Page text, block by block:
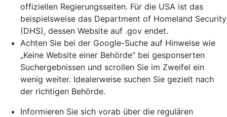
offiziellen Regierungsseiten. Für die USA ist das
beispielsweise das Department of Homeland Security
(DHS), dessen Website auf .gov endet.
Achten Sie bei der Google-Suche auf Hinweise wie
„Keine Website einer Behörde“ bei gesponserten
Suchergebnissen und scrollen Sie im Zweifel ein
wenig weiter. Idealerweise suchen Sie gezielt nach
der richtigen Behörde.
Informieren Sie sich vorab über die regulären